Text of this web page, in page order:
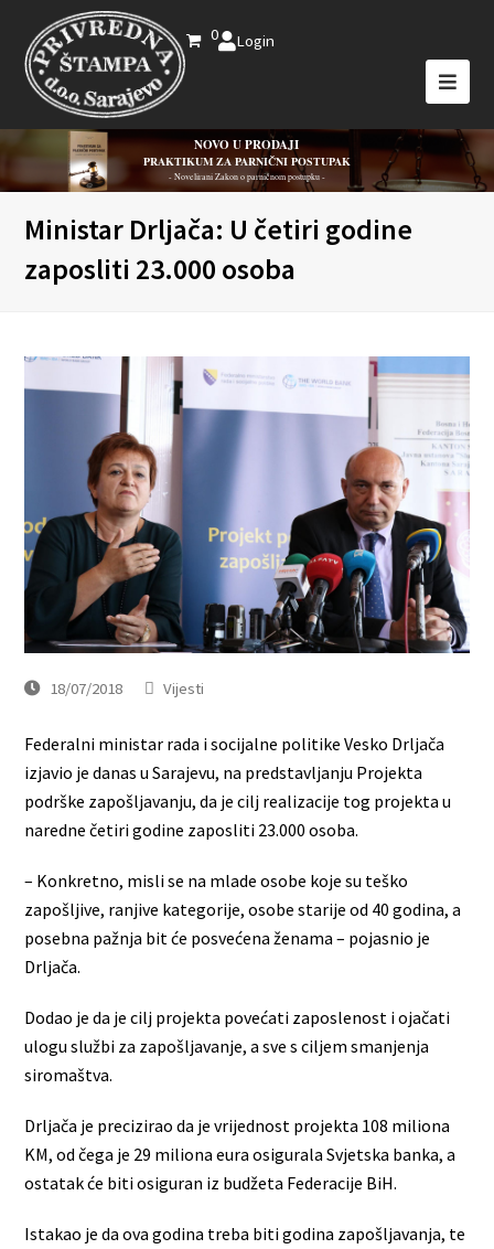
0 Login
NOVO U PRODAJI
PRAKTIKUM ZA PARNIČNI POSTUPAK
- Novelirani Zakon o parničnom postupku -
Ministar Drljača: U četiri godine
zaposliti 23.000 osoba
18/07/2018 Vijesti
Federalni ministar rada i socijalne politike Vesko Drljača
izjavio je danas u Sarajevu, na predstavljanju Projekta
podrške zapošljavanju, da je cilj realizacije tog projekta u
naredne četiri godine zaposliti 23.000 osoba.
– Konkretno, misli se na mlade osobe koje su teško
zapošljive, ranjive kategorije, osobe starije od 40 godina, a
posebna pažnja bit će posvećena ženama – pojasnio je
Drljača.
Dodao je da je cilj projekta povećati zaposlenost i ojačati
ulogu službi za zapošljavanje, a sve s ciljem smanjenja
siromaštva.
Drljača je precizirao da je vrijednost projekta 108 miliona
KM, od čega je 29 miliona eura osigurala Svjetska banka, a
ostatak će biti osiguran iz budžeta Federacije BiH.
Istakao je da ova godina treba biti godina zapošljavanja, te